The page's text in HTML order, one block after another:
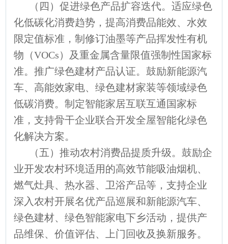
（四）促进绿色产品扩容迭代。适应绿色
化低碳化消费趋势，提高消费品能效、水效
限定值标准，制修订油墨等产品挥发性有机
物（VOCs）及重金属含量限值强制性国家标
准。推广绿色建材产品认证。鼓励新能源汽
车、高能效家电、绿色建材家装等领域绿色
低碳消费。制定智能家居互联互通国家标
准，支持骨干企业联合开发全屋智能化绿色
化解决方案。
（五）推动农村消费品提质升级。鼓励企
业开发农村环境适用的高效节能吸油烟机、
燃气灶具、热水器、卫浴产品等，支持企业
深入农村开展名优产品巡展和新能源汽车、
绿色建材、绿色智能家电下乡活动，提供产
品维保、价值评估、上门回收及换新服务。